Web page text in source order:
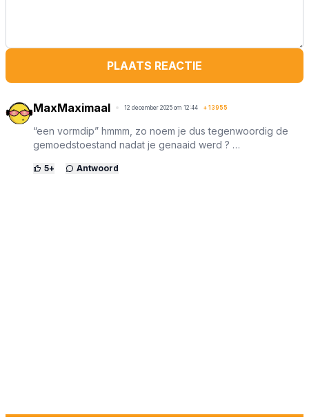
PLAATS REACTIE
MaxMaximaal 12 december 2025 om 12:44 + 13955
“een vormdip” hmmm, zo noem je dus tegenwoordig de
gemoedstoestand nadat je genaaid werd ? …
5+ Antwoord